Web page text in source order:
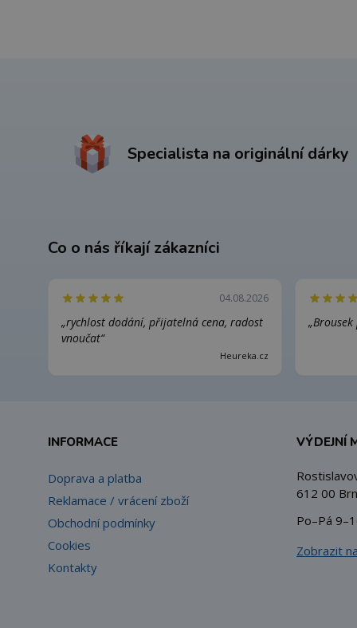
Specialista na originální dárky
Co o nás říkají zákazníci
04.08.2026
„rychlost dodání, přijatelná cena, radost
vnoučat“
Heureka.cz
INFORMACE
Doprava a platba
Reklamace / vrácení zboží
Obchodní podmínky
Cookies
Kontakty
VÝDEJNÍ
612 00
Po–Pá
Zobrazit